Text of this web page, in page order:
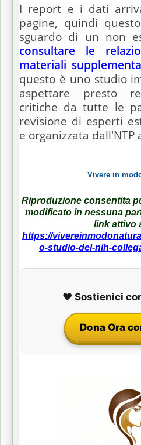
I report e i dati
pagine, quindi
sguardo di un non
consultare le
materiali
questo è uno studio
aspettare presto
critiche da tutte le
revisione di esperti
e organizzata dall'NTP
Vivere in
Riproduzione consentita
modificato in nessuna
link attivo
https://
o-studio-del-nih-
❤️ Sostienici
Dona Ora